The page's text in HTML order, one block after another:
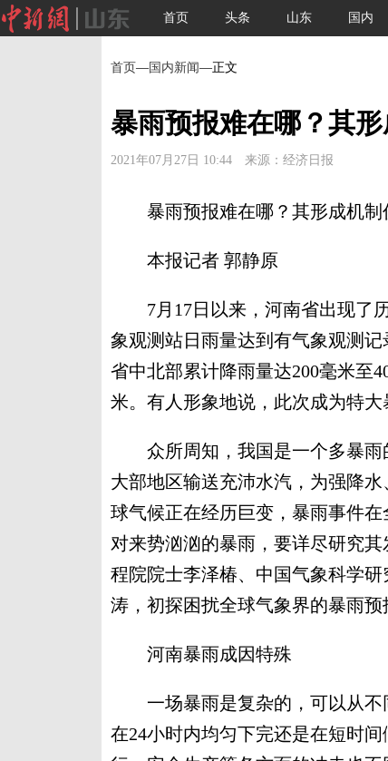
首页 头条 山东 国内
首页— 国内新闻—正文
暴雨预报难在哪？其
2021年07月27日 10:44 来源：经济日报
暴雨预报难在哪？其形成机制
本报记者 郭静原
7月17日以来，河南省出现了历
象观测站日雨量达到有气象观测
省中北部累计降雨量达200毫米至
米。有人形象地说，此次成为特
众所周知，我国是一个多暴雨
大部地区输送充沛水汽，为强降
球气候正在经历巨变，暴雨事件
对来势汹汹的暴雨，要详尽研究
程院院士李泽椿、中国气象科学
涛，初探困扰全球气象界的暴雨预
河南暴雨成因特殊
一场暴雨是复杂的，可以从不
在24小时内均匀下完还是在短时